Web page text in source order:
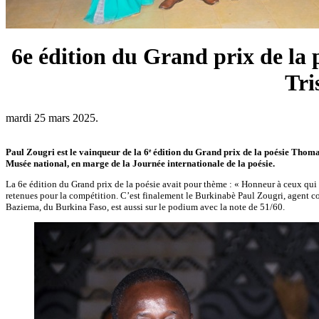
6e édition du Grand prix de la
mardi 25 mars 2025.
Paul Zougri est le vainqueur de la 6ᵉ édition du Grand prix de la poésie
Musée national, en marge de la Journée internationale de la poésie.
La 6e édition du Grand prix de la poésie avait pour thème : « Honneur à ceux
retenues pour la compétition. C’est finalement le Burkinabè Paul Zougri, agent
Baziema, du Burkina Faso, est aussi sur le podium avec la note de 51/60.